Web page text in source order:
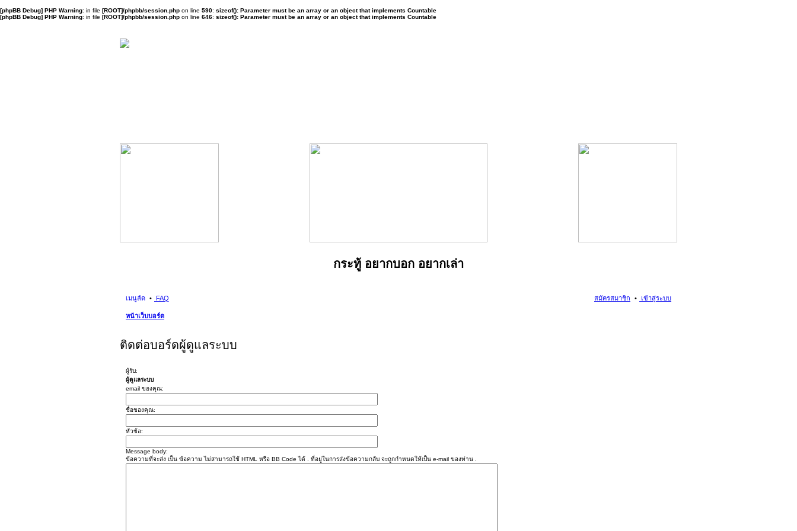
[phpBB Debug] PHP Warning: in file [ROOT]/phpbb/session.php on line 590: sizeof(): Parameter must be an array or an object that implements Countable
[phpBB Debug] PHP Warning: in file [ROOT]/phpbb/session.php on line 646: sizeof(): Parameter must be an array or an object that implements Countable
กระทู้ อยากบอก อยากเล่า
เมนูลัด FAQ เข้าสู่ระบบ
สมัครสมาชิก
หน้าเว็บบอร์ด
ติดต่อบอร์ดผู้ดูแลระบบ
ผู้รับ:
ผู้ดูแลระบบ
email ของคุณ:
ชื่อของคุณ:
หัวข้อ:
Message body:
ข้อความที่จะส่ง เป็น ข้อความ ไม่สามารถใช้ HTML หรือ BB Code ได้ . ที่อยู่ในการส่งข้อความกลับ จะถูกกำหนดให้เป็น e-mail ของท่าน .